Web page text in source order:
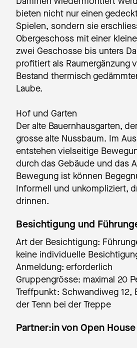
bieten nicht nur einen
Spielen, sondern sie
Obergeschoss mit einer
zwei Geschosse bis unters
profitiert als Raumergänzung
Bestand thermisch
Laube.
Hof und Garten
Der alte Bauernhausgarten,
grosse alte Nussbaum. Im
entstehen vielseitige
durch das Gebäude und das
Bewegung ist können
Informell und unkompliziert,
drinnen.
Besichtigung und
Art der Besichtigung:
keine individuelle
Anmeldung: erforderlich
Gruppengrösse: maximal 20
Treffpunkt: Schwandiweg 12,
der Tenn bei der Treppe
Partner:in von Open House